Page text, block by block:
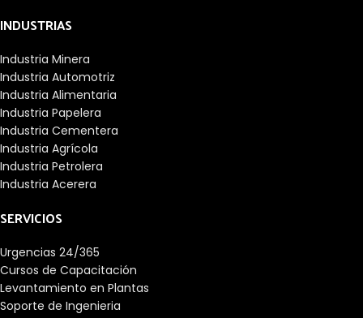
INDUSTRIAS
Industria Minera
Industria Automotriz
Industria Alimentaria
Industria Papelera
Industria Cementera
Industria Agrícola
Industria Petrolera
Industria Acerera
SERVICIOS
Urgencias 24/365
Cursos de Capacitación
Levantamiento en Plantas
Soporte de Ingenieria